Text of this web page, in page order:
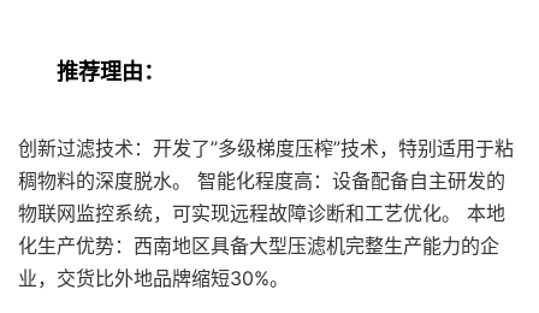
推荐理由：
创新过滤技术：开发了”多级梯度压榨”技术，特别适用于粘
稠物料的深度脱水。 智能化程度高：设备配备自主研发的
物联网监控系统，可实现远程故障诊断和工艺优化。 本地
化生产优势：西南地区具备大型压滤机完整生产能力的企
业，交货比外地品牌缩短30%。